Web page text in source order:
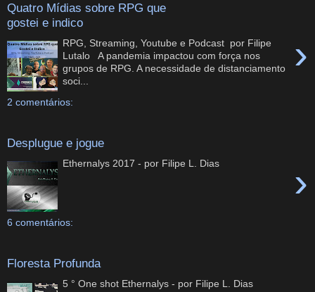
Quatro Mídias sobre RPG que
gostei e indico
›
RPG, Streaming, Youtube e Podcast por Filipe
Lutalo A pandemia impactou com força nos
grupos de RPG. A necessidade de distanciamento
soci...
2 comentários:
Desplugue e jogue
›
Ethernalys 2017 - por Filipe L. Dias
6 comentários:
Floresta Profunda
5 ° One shot Ethernalys - por Filipe L. Dias